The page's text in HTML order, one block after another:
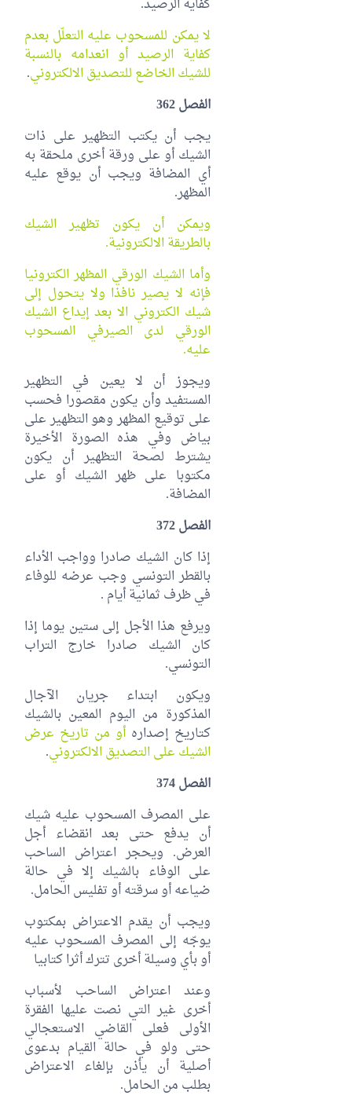
كفاية الرصيد.
لا يمكن للمسحوب عليه التعلّل بعدم
كفاية الرصيد أو انعدامه بالنسبة
للشيك الخاضع للتصديق الالكتروني.
الفصل 362
يجب أن يكتب التظهير على ذات
الشيك أو على ورقة أخرى ملحقة به
أي المضافة ويجب أن يوقع عليه
المظهر.
ويمكن أن يكون تظهير الشيك
بالطريقة الالكترونية.
وأما الشيك الورقي المظهر الكترونيا
فإنه لا يصير نافذا ولا يتحول إلى
شيك الكتروني الا بعد إيداع الشيك
الورقي لدى الصيرفي المسحوب
عليه.
ويجوز أن لا يعين في التظهير
المستفيد وأن يكون مقصورا فحسب
على توقيع المظهر وهو التظهير على
بياض وفي هذه الصورة الأخيرة
يشترط لصحة التظهير أن يكون
مكتوبا على ظهر الشيك أو على
المضافة.
الفصل 372
إذا كان الشيك صادرا وواجب الأداء
بالقطر التونسي وجب عرضه للوفاء
في ظرف ثمانية أيام .
ويرفع هذا الأجل إلى ستين يوما إذا
كان الشيك صادرا خارج التراب
التونسي.
ويكون ابتداء جريان الآجال
المذكورة من اليوم المعين بالشيك
كتاريخ إصدارهأو من تاريخ عرض
الشيك على التصديق الالكتروني.
الفصل 374
على المصرف المسحوب عليه شيك
أن يدفع حتى بعد انقضاء أجل
العرض. ويحجر اعتراض الساحب
على الوفاء بالشيك إلا في حالة
ضياعه أو سرقته أو تفليس الحامل.
ويجب أن يقدم الاعتراض بمكتوب
يوجّه إلى المصرف المسحوب عليه
أو بأي وسيلة أخرى تترك أثرا كتابيا
وعند اعتراض الساحب لأسباب
أخرى غير التي نصت عليها الفقرة
الأولى فعلى القاضي الاستعجالي
حتى ولو في حالة القيام بدعوى
أصلية أن يأذن بإلغاء الاعتراض
بطلب من الحامل.